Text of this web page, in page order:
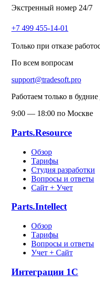
Экстренный номер 24/7
+7 499 455-14-01
Только при отказе
По всем вопросам
support@tradesoft.pro
Работаем только в
9:00 — 18:00 по Москве
Parts.Resource
Обзор
Тарифы
Студия разработки
Вопросы и ответы
Сайт + Учет
Parts.Intellect
Обзор
Тарифы
Вопросы и ответы
Учет + Сайт
Интеграции 1С